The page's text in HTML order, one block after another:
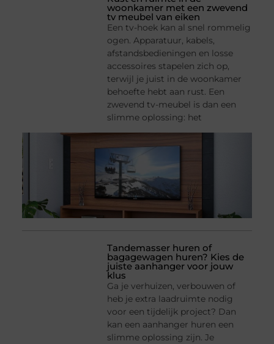
woonkamer met een zwevend
tv meubel van eiken
Een tv-hoek kan al snel rommelig
ogen. Apparatuur, kabels,
afstandsbedieningen en losse
accessoires stapelen zich op,
terwijl je juist in de woonkamer
behoefte hebt aan rust. Een
zwevend tv-meubel is dan een
slimme oplossing: het
Tandemasser huren of
bagagewagen huren? Kies de
juiste aanhanger voor jouw
klus
Ga je verhuizen, verbouwen of
heb je extra laadruimte nodig
voor een tijdelijk project? Dan
kan een aanhanger huren een
slimme oplossing zijn. Je